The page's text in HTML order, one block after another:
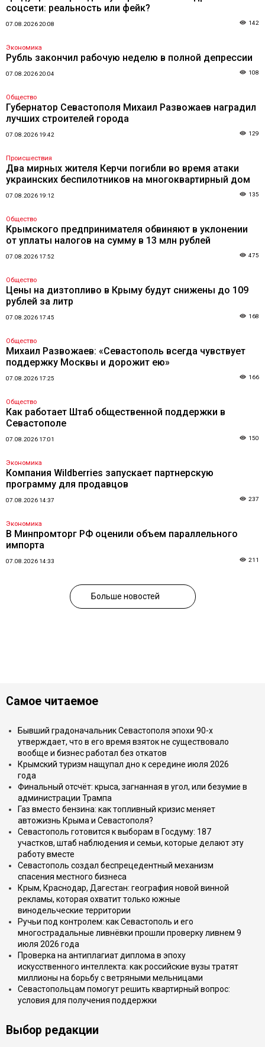
соцсети: реальность или фейк?
07.08.2026 20:08 142
Экономика
Рубль закончил рабочую неделю в полной депрессии
07.08.2026 20:04 108
Общество
Губернатор Севастополя Михаил Развожаев наградил
лучших строителей города
07.08.2026 19:42 129
Происшествия
Два мирных жителя Керчи погибли во время атаки
украинских беспилотников на многоквартирный дом
07.08.2026 19:12 135
Общество
Крымского предпринимателя обвиняют в уклонении
от уплаты налогов на сумму в 13 млн рублей
07.08.2026 17:52 475
Общество
Цены на дизтопливо в Крыму будут снижены до 109
рублей за литр
07.08.2026 17:45 168
Общество
Михаил Развожаев: «Севастополь всегда чувствует
поддержку Москвы и дорожит ею»
07.08.2026 17:25 166
Общество
Как работает Штаб общественной поддержки в
Севастополе
07.08.2026 17:01 150
Экономика
Компания Wildberries запускает партнерскую
программу для продавцов
07.08.2026 14:37 237
Экономика
В Минпромторг РФ оценили объем параллельного
импорта
07.08.2026 14:33 211
Больше новостей
Самое читаемое
Бывший градоначальник Севастополя эпохи 90-х
утверждает, что в его время взяток не существовало
вообще и бизнес работал без откатов
Крымский туризм нащупал дно к середине июля 2026
года
Финальный отсчёт: крыса, загнанная в угол, или безумие в
администрации Трампа
Газ вместо бензина: как топливный кризис меняет
автожизнь Крыма и Севастополя?
Севастополь готовится к выборам в Госдуму: 187
участков, штаб наблюдения и семьи, которые делают эту
работу вместе
Севастополь создал беспрецедентный механизм
спасения местного бизнеса
Крым, Краснодар, Дагестан: география новой винной
рекламы, которая охватит только южные
винодельческие территории
Ручьи под контролем: как Севастополь и его
многострадальные ливнёвки прошли проверку ливнем 9
июля 2026 года
Проверка на антиплагиат диплома в эпоху
искусственного интеллекта: как российские вузы тратят
миллионы на борьбу с ветряными мельницами
Севастопольцам помогут решить квартирный вопрос:
условия для получения поддержки
Выбор редакции